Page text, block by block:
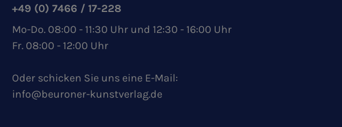
+49 (0) 7466 / 17-228
Mo-Do. 08:00 - 11:30 Uhr und 12:30 - 16:00 Uhr
Fr. 08:00 - 12:00 Uhr
Oder schicken Sie uns eine E-Mail:
info@beuroner-kunstverlag.de